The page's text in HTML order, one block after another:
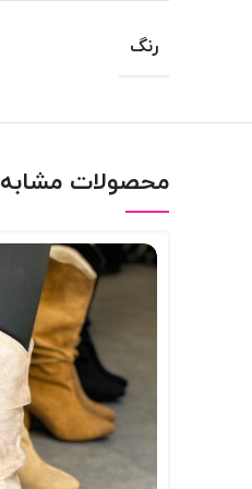
رنگ
محصولات مشابه